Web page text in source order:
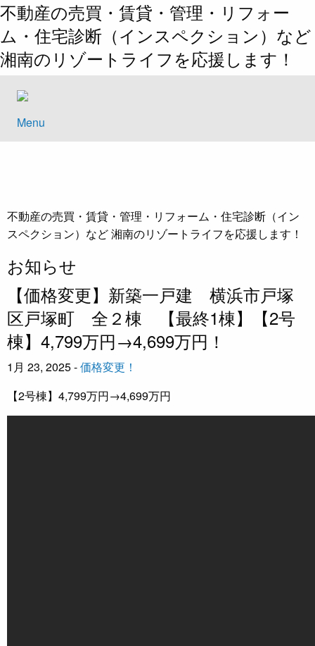
不動産の売買・賃貸・管理・リフォー
ム・住宅診断（インスペクション）など
湘南のリゾートライフを応援します！
Menu
不動産の売買・賃貸・管理・リフォーム・住宅診断（イン
スペクション）など 湘南のリゾートライフを応援します！
お知らせ
【価格変更】新築一戸建 横浜市戸塚
区戸塚町 全２棟 【最終1棟】【2号
棟】4,799万円→4,699万円！
1月 23, 2025 -価格変更！
【2号棟】4,799万円→4,699万円